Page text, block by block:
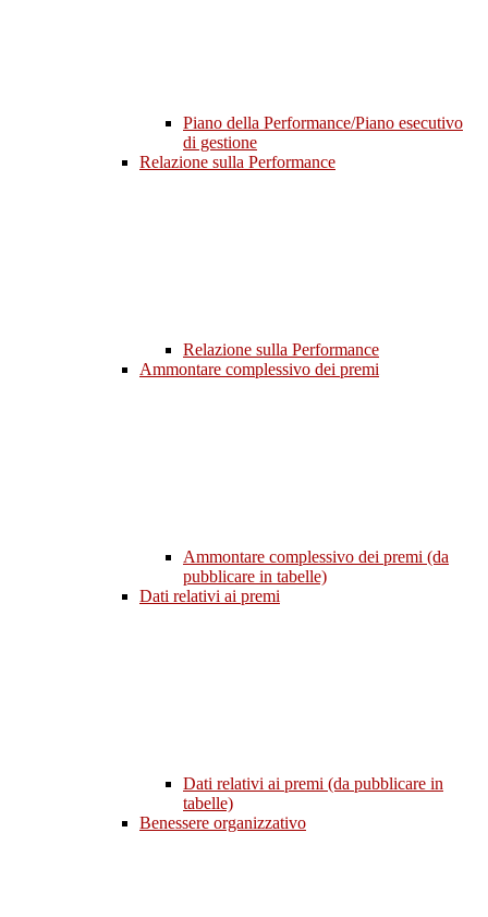
Piano della Performance/Piano esecutivo
di gestione
Relazione sulla Performance
Relazione sulla Performance
Ammontare complessivo dei premi
Ammontare complessivo dei premi (da
pubblicare in tabelle)
Dati relativi ai premi
Dati relativi ai premi (da pubblicare in
tabelle)
Benessere organizzativo